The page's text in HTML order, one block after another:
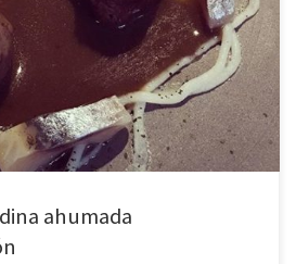
rico el de @danigarcia7
ahumada